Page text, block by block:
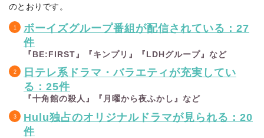
8月2
日
（日）
13:00
スポ
ーツ
／ア
ショ
ー
浦璃来・木原龍一ペ
出演。Huluで独占ラ
イブ配信
8月3
（月）
アニ
メ映
キッ
映画クレヨンし
ちの恐竜日記
8月3日配信開始。フ
ァミリー向け注目作
のとおりです。
ボーイズグループ番組が配信されている：27
件
『BE:FIRST』『キンプリ』『LDHグループ』など
日テレ系ドラマ・バラエティが充実してい
る：25件
『十角館の殺人』『月曜から夜ふかし』など
Hulu独占のオリジナルドラマが見られる：20
件